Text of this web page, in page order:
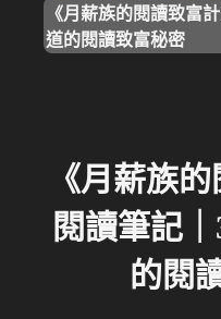
《月薪族的閱讀致富
道的閱讀致富秘密
《月薪族
閱讀筆記
的閱